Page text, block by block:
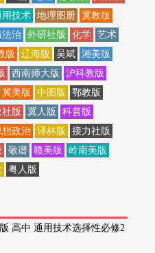
用技术 地理图册
冀教版
法治 外研社版 化学
艺术
版 辽海版 吴斌
湘美版
西南师大版
沪科教版
冀美版 中图版
鄂教版
版 冀人版
科普版
想政治 译林版
接力社版
敬谱 赣美版
岭南美版
粤人版
高中 通用技术选择性必修2